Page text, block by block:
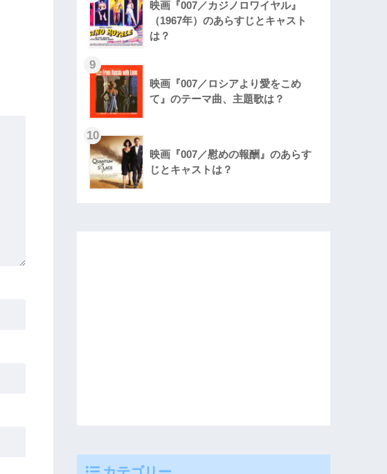
映画『007／カジノロワイヤル』
（1967年）のあらすじとキャスト
は？
9
映画『007／ロシアより愛をこめ
て』のテーマ曲、主題歌は？
10
映画『007／慰めの報酬』のあらす
じとキャストは？